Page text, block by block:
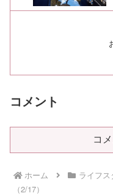
コメント
コ
ホーム ライフ
（2/17）